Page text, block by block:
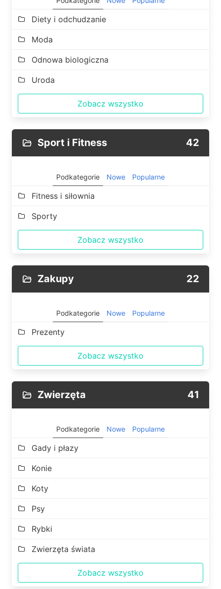
Diety i odchudzanie
Moda
Odnowa biologiczna
Uroda
Zobacz wszystko
Sport i Fitness 42
Podkategorie Nowe Popularne
Fitness i siłownia
Sporty
Zobacz wszystko
Zakupy 22
Podkategorie Nowe Popularne
Prezenty
Zobacz wszystko
Zwierzęta 41
Podkategorie Nowe Popularne
Gady i płazy
Konie
Koty
Psy
Rybki
Zwierzęta świata
Zobacz wszystko